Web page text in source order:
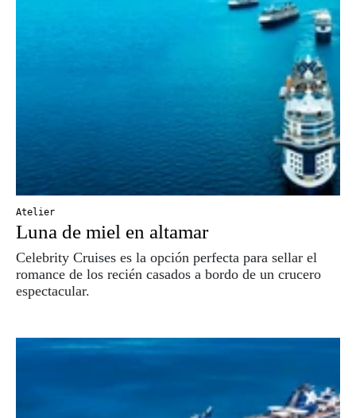
Atelier
Luna de miel en altamar
Celebrity Cruises es la opción perfecta para sellar el
romance de los recién casados a bordo de un crucero
espectacular.